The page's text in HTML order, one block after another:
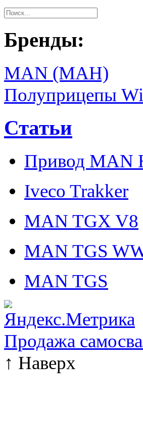
Бренды:
MAN (МАН)
Полуприцепы
Статьи
Привод MAN
Iveco Trakker
MAN TGX V8
MAN TGS
MAN TGS
Продажа
↑ Наверх